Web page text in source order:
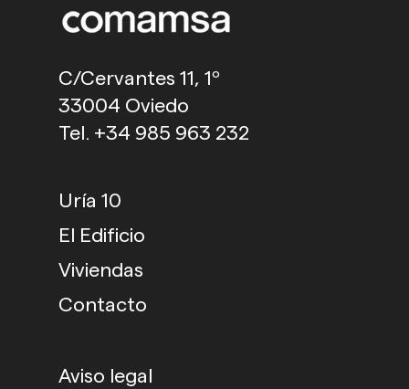
C/Cervantes 11, 1º
33004 Oviedo
Tel. +34 985 963 232
Uría 10
El Edificio
Viviendas
Contacto
Aviso legal